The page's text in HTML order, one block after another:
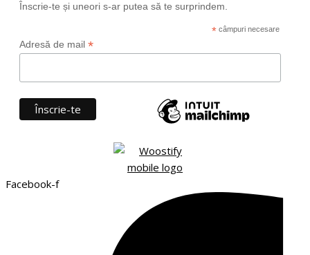
Înscrie-te și uneori s-ar putea să te surprindem.
* câmpuri necesare
Adresă de mail *
Facebook-f